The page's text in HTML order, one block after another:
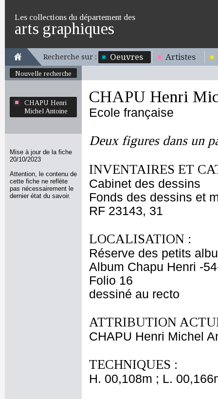
Les collections du département des
arts graphiques
Recherche sur : Oeuvres Artistes
Nouvelle recherche
CHAPU Henri
Michel Antoine
Mise à jour de la fiche
20/10/2023
Attention, le contenu de
cette fiche ne reflète
pas nécessairement le
dernier état du savoir.
CHAPU Henri
Ecole française
Deux figures dans un
INVENTAIRES ET
Cabinet des dessins
Fonds des dessins et
RF 23143, 31
LOCALISATION :
Réserve des petits
Album Chapu Henri -
Folio 16
dessiné au recto
ATTRIBUTION
CHAPU Henri Michel
TECHNIQUES :
H. 00,108m ; L.